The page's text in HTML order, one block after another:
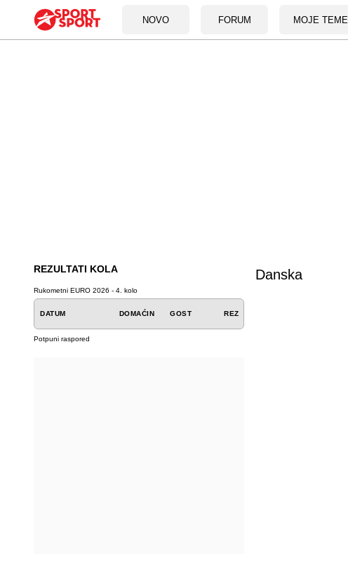
NOVO FORUM MOJE TEME
REZULTATI KOLA
Rukometni EURO 2026 - 4. kolo
DATUM DOMAĆIN GOST REZ
Potpuni raspored
Danska